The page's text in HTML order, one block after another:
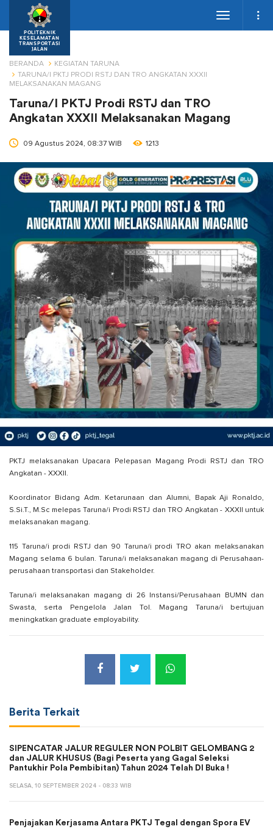
POLITEKNIK
KESELAMATAN
TRANSPORTASI
JALAN
Toggle
BERANDA
KEGIATAN TARUNA
TARUNA/I PKTJ PRODI RSTJ DAN TRO ANGKATAN XXXII
MELAKSANAKAN MAGANG
Taruna/I PKTJ Prodi RSTJ dan TRO
Angkatan XXXII Melaksanakan Magang
09 Agustus 2024, 08:37 WIB 1213
PKTJ melaksanakan Upacara Pelepasan Magang Prodi RSTJ dan TRO
Angkatan - XXXII.
Koordinator Bidang Adm. Ketarunaan dan Alumni, Bapak Aji Ronaldo,
S.Si.T., M.Sc melepas Taruna/i Prodi RSTJ dan TRO Angkatan - XXXII untuk
melaksanakan magang.
115 Taruna/i prodi RSTJ dan 90 Taruna/i prodi TRO akan melaksanakan
Magang selama 6 bulan. Taruna/i melaksanakan magang di Perusahaan-
perusahaan transportasi dan Stakeholder.
Taruna/i melaksanakan magang di 26 Instansi/Perusahaan BUMN dan
Swasta, serta Pengelola Jalan Tol. Magang Taruna/i bertujuan
meningkatkan graduate employability.
Berita Terkait
SIPENCATAR JALUR REGULER NON POLBIT GELOMBANG 2
dan JALUR KHUSUS (Bagi Peserta yang Gagal Seleksi
Pantukhir Pola Pembibitan) Tahun 2024 Telah DI Buka !
SELASA, 10 SEPTEMBER 2024 - 08:33 WIB
Penjajakan Kerjasama Antara PKTJ Tegal dengan Spora EV